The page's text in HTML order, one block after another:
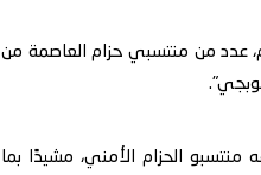
عدد من منتسبي حزام العاصمة من
منتسبو الحزام الأمني، مشيدًا بما